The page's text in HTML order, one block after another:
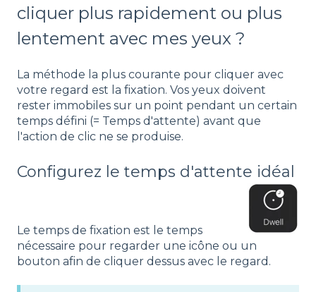
cliquer plus rapidement ou plus
lentement avec mes yeux ?
La méthode la plus courante pour cliquer avec
votre regard est la fixation. Vos yeux doivent
rester immobiles sur un point pendant un certain
temps défini (= Temps d'attente) avant que
l'action de clic ne se produise.
Configurez le temps d'attente idéal
Le temps de fixation est le temps
nécessaire pour regarder une icône ou un
bouton afin de cliquer dessus avec le regard.